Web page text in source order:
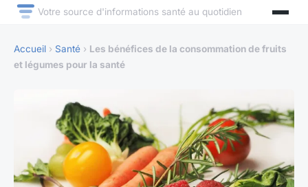
Votre source d'informations santé au quotidien
Accueil › Santé › Les bénéfices de la consommation de fruits
et légumes pour la santé